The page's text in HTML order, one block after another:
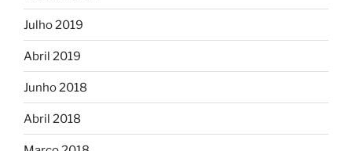
Julho 2019
Abril 2019
Junho 2018
Abril 2018